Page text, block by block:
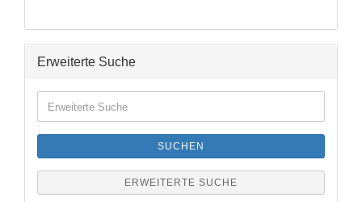
Erweiterte Suche
Suche
SUCHEN
ERWEITERTE SUCHE